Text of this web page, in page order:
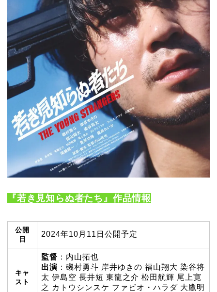
『若き見知らぬ者たち』作品情報
公開
日
2024年10月11日公開予定
キャ
スト
監督 ：内山拓也
出演 ：磯村勇斗 岸井ゆきの 福山翔大 染谷将
太 伊島空 長井短 東龍之介 松田航輝 尾上寛
之 カトウシンスケ ファビオ・ハラダ 大鷹明